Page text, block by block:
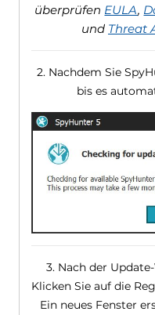
überprüfen EULA,
und Threat
2. Nachdem Sie
bis es
3. Nach der
Klicken Sie auf die
Ein neues Fenster